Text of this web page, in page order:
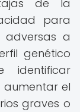
de la
para
adversas a
genético
identificar
aumentar el
graves o